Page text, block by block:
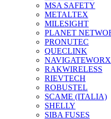
MSA SAFETY
METALTEX
MILESIGHT
PLANET
PRONUTEC
QUECLINK
NAVIGATEWORX
RAKWIRELESS
RIEVTECH
ROBUSTEL
SCAME (ITALIA)
SHELLY
SIBA FUSES